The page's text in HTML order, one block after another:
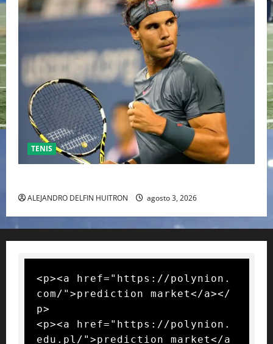
TENIS
ALEJANDRO DELFIN HUITRON agosto 3, 2026
<p><a href="https://polynion.
com/">prediction market</a></
p>
<p><a href="https://polynion.
edu.pl/">prediction market</a